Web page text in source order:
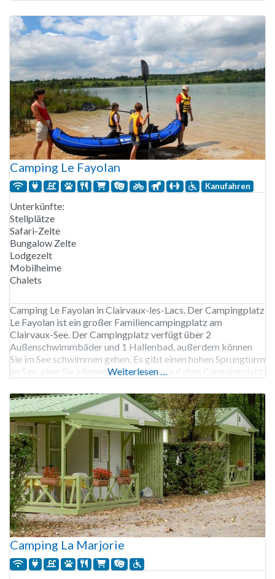
Camping Le Fayolan
Kanufahren
Unterkünfte:
Stellplätze
Safari-Zelte
Bungalow Zelte
Lodgezelt
Mobilheime
Chalets
Camping Le Fayolan in Clairvaux-les-Lacs. Der Campingplatz
Le Fayolan ist ein großer Familiencampingplatz am
Clairvaux-See. Der Campingplatz verfügt über 2
Außenschwimmbäder und 1 Hallenbad, außerdem können
Sie im See schwimmen gehen. Es gibt einen hohen Sprungturm
im See, aber Sie können auch ein Kanu auf dem Campingplatz
Sandstrand mit
Weiterlesen …
Camping La Marjorie